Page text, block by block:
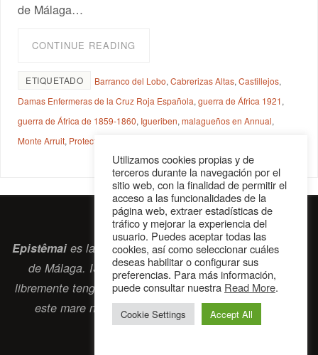
de Málaga…
CONTINUE READING
ETIQUETADO Barranco del Lobo,Cabrerizas Altas,Castillejos,
Damas Enfermeras de la Cruz Roja Española,guerra de África 1921,
guerra de África de 1859-1860, Igueriben,malagueños en Annual,
Monte Arruit, Protectorado de Marruecoss
Epistêmaies la revista digital de la Sociedad Erasmiana
de Málaga. ISSN 2697-2468. Bienvenidos cuantos
libremente tengan algo que intercambiar navegando por
este mare nostrumque es el océano erasmiano.
contacto@epistemai.es
Utilizamos cookies propias y de
terceros durante la navegación por el
sitio web, con la finalidad de permitir el
acceso a las funcionalidades de la
página web, extraer estadísticas de
tráfico y mejorar la experiencia del
usuario. Puedes aceptar todas las
cookies, así como seleccionar cuáles
deseas habilitar o configurar sus
preferencias. Para más información,
puede consultar nuestra Read More.
Cookie Settings Accept All